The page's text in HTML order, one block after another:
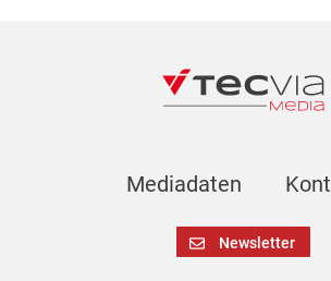
Mediadaten
Newsletter